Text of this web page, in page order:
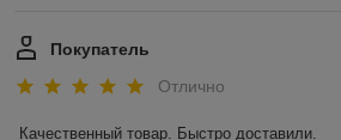
Покупатель
Отлично
Качественный товар. Быстро доставили.